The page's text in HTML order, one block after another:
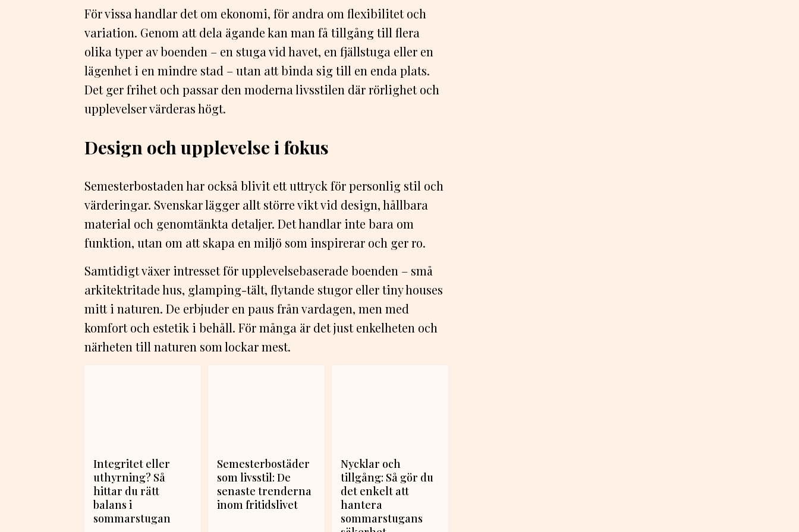
För vissa handlar det om ekonomi, för andra om flexibilitet och
variation. Genom att dela ägande kan man få tillgång till flera
olika typer av boenden – en stuga vid havet, en fjällstuga eller en
lägenhet i en mindre stad – utan att binda sig till en enda plats.
Det ger frihet och passar den moderna livsstilen där rörlighet och
upplevelser värderas högt.
Design och upplevelse i fokus
Semesterbostaden har också blivit ett uttryck för personlig stil och
värderingar. Svenskar lägger allt större vikt vid design, hållbara
material och genomtänkta detaljer. Det handlar inte bara om
funktion, utan om att skapa en miljö som inspirerar och ger ro.
Samtidigt växer intresset för upplevelsebaserade boenden – små
arkitektritade hus, glamping-tält, flytande stugor eller tiny houses
mitt i naturen. De erbjuder en paus från vardagen, men med
komfort och estetik i behåll. För många är det just enkelheten och
närheten till naturen som lockar mest.
Integritet eller
uthyrning? Så
hittar du rätt
balans i
sommarstugan
Semesterbostäder
som livsstil: De
senaste trenderna
inom fritidslivet
Nycklar och
tillgång: Så gör du
det enkelt att
hantera
sommarstugans